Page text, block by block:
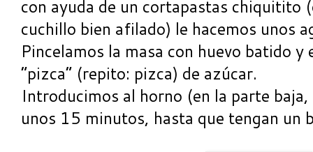
con ayuda de un cortapastas chiquitito
cuchillo bien afilado) le hacemos unos
Pincelamos la masa con huevo batido
“pizca” (repito: pizca) de azúcar.
Introducimos al horno (en la parte
unos 15 minutos, hasta que tengan un